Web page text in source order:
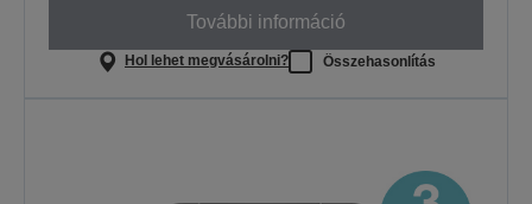
További információ
Hol lehet megvásárolni? Összehasonlítás